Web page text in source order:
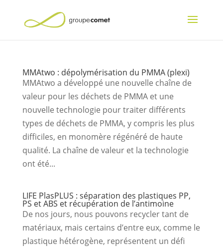
MMAtwo : dépolymérisation du PMMA (plexi)
MMAtwo a développé une nouvelle chaîne de
valeur pour les déchets de PMMA et une
nouvelle technologie pour traiter différents
types de déchets de PMMA, y compris les plus
difficiles, en monomère régénéré de haute
qualité. La chaîne de valeur et la technologie
ont été...
LIFE PlasPLUS : séparation des plastiques PP,
PS et ABS et récupération de l’antimoine
De nos jours, nous pouvons recycler tant de
matériaux, mais certains d’entre eux, comme le
plastique hétérogène, représentent un défi